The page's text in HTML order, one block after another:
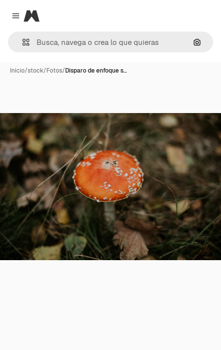
Close menu
Magnific
Inicio/stock/Fotos/Disparo de enfoque s…